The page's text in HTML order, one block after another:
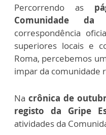
Percorrendo as
Comunidade da
correspondência
superiores locais e
Roma, percebemos
impar da comunidade
Na crônica de
registo da Gripe
atividades da